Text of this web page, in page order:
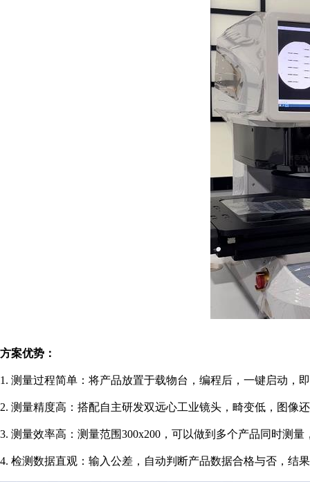
方案优势：
1. 测量过程简单：将产品放置于载物台，编程后，一键启动，
2. 测量精度高：搭配自主研发双远心工业镜头，畸变低，图像
3. 测量效率高：测量范围300x200，可以做到多个产品同时测量
4. 检测数据直观：输入公差，自动判断产品数据合格与否，结